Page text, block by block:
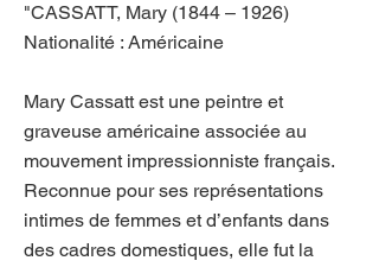
"CASSATT, Mary (1844 – 1926)
Nationalité : Américaine
Mary Cassatt est une peintre et
graveuse américaine associée au
mouvement impressionniste français.
Reconnue pour ses représentations
intimes de femmes et d’enfants dans
des cadres domestiques, elle fut la